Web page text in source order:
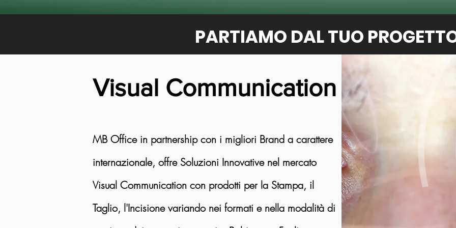
PARTIAMO DAL TUO
Visual Communication
MB Office in partnership con i migliori Brand a carattere
internazionale, offre Soluzioni Innovative nel mercato
Visual Communication con prodotti per la Stampa, il
Taglio, l'Incisione variando nei formati e nella modalità di